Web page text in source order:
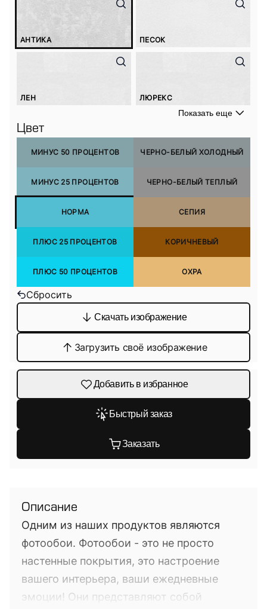
АНТИКА ПЕСОК
ЛЕН ЛЮРЕКС
Показать еще
Цвет
МИНУС 50 ПРОЦЕНТОВ
МИНУС 25 ПРОЦЕНТОВ
НОРМА
ПЛЮС 25 ПРОЦЕНТОВ
ПЛЮС 50 ПРОЦЕНТОВ
ЧЕРНО-БЕЛЫЙ ХОЛОДНЫЙ
ЧЕРНО-БЕЛЫЙ ТЕПЛЫЙ
СЕПИЯ
КОРИЧНЕВЫЙ
ОХРА
Сбросить
Скачать изображение
Загрузить своё изображение
Добавить в избранное
Быстрый заказ
Заказать
Описание
Одним из наших продуктов являются
фотообои. Фотообои - это не просто
настенные покрытия, это настроение
вашего интерьера, ваши ежедневные
эмоции! Они представляют собой